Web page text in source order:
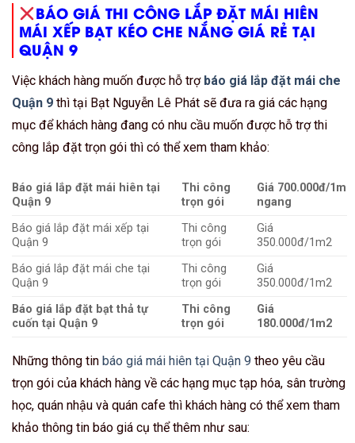
BÁO GIÁ THI CÔNG LẮP ĐẶT MÁI HIÊN
MÁI XẾP BẠT KÉO CHE NẮNG GIÁ RẺ TẠI
QUẬN 9
Việc khách hàng muốn được hỗ trợ báo giá lắp đặt mái che
Quận 9 thì tại Bạt Nguyễn Lê Phát sẽ đưa ra giá các hạng
mục để khách hàng đang có nhu cầu muốn được hỗ trợ thi
công lắp đặt trọn gói thì có thể xem tham khảo:
Báo giá lắp đặt mái hiên tại
Quận 9
Thi công
trọn gói
Giá 700.000đ/1m
ngang
Báo giá lắp đặt mái xếp tại
Quận 9
Thi công
trọn gói
Giá
350.000đ/1m2
Báo giá lắp đặt mái che tại
Quận 9
Thi công
trọn gói
Giá
350.000đ/1m2
Báo giá lắp đặt bạt thả tự
cuốn tại Quận 9
Thi công
trọn gói
Giá
180.000đ/1m2
Những thông tin báo giá mái hiên tại Quận 9 theo yêu cầu
trọn gói của khách hàng về các hạng mục tạp hóa, sân trường
học, quán nhậu và quán cafe thì khách hàng có thể xem tham
khảo thông tin báo giá cụ thể thêm như sau: